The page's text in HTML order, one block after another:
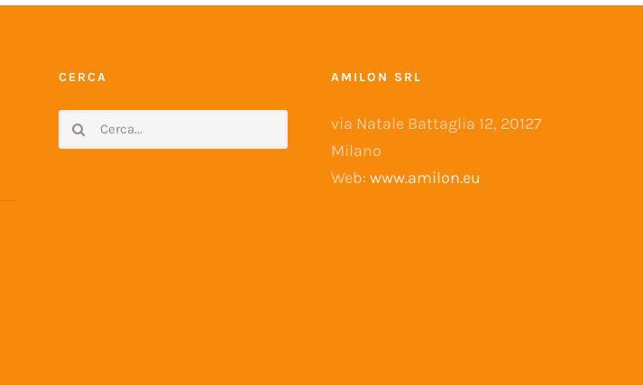
CERCA
Cerca
per:
AMILON SRL
via Natale Battaglia 12, 20127
Milano
Web: www.amilon.eu